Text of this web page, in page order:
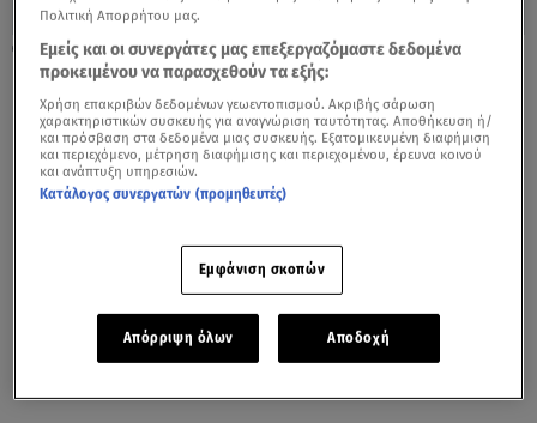
09.11.21, 16:32
Έτοιμος να εγκρίνει δύο θεραπείες με
μονοκλωνικά αντισώματα ο ΕΜΑ
Πολιτική Απορρήτου μας.
Εμείς και οι συνεργάτες μας επεξεργαζόμαστε δεδομένα
προκειμένου να παρασχεθούν τα εξής:
Χρήση επακριβών δεδομένων γεωεντοπισμού. Ακριβής σάρωση
χαρακτηριστικών συσκευής για αναγνώριση ταυτότητας. Αποθήκευση ή/
και πρόσβαση στα δεδομένα μιας συσκευής. Εξατομικευμένη διαφήμιση
και περιεχόμενο, μέτρηση διαφήμισης και περιεχομένου, έρευνα κοινού
και ανάπτυξη υπηρεσιών.
Κατάλογος συνεργατών (προμηθευτές)
Εμφάνιση σκοπών
Απόρριψη όλων Αποδοχή